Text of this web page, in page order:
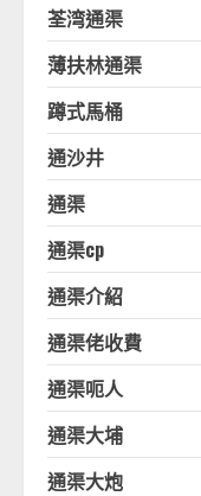
荃湾通渠
薄扶林通渠
蹲式馬桶
通沙井
通渠
通渠cp
通渠介紹
通渠佬收費
通渠呃人
通渠大埔
通渠大炮